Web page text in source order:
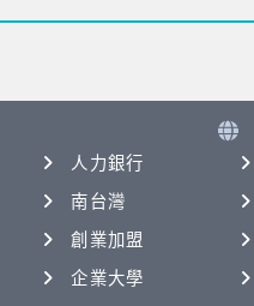
人力銀行
南台灣
創業加盟
企業大學